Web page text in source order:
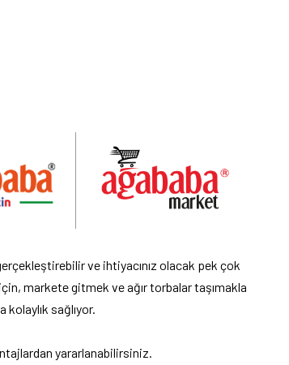
ve ihtiyacınız olacak pek çok
markete gitmek ve ağır torbalar taşımakla
sağlıyor.
yararlanabilirsiniz.